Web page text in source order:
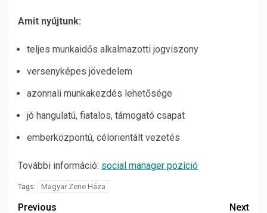
Amit nyújtunk:
teljes munkaidős alkalmazotti jogviszony
versenyképes jövedelem
azonnali munkakezdés lehetősége
jó hangulatú, fiatalos, támogató csapat
emberközpontú, célorientált vezetés
További információ: social manager pozíció
Tags: Magyar Zene Háza
Previous Next